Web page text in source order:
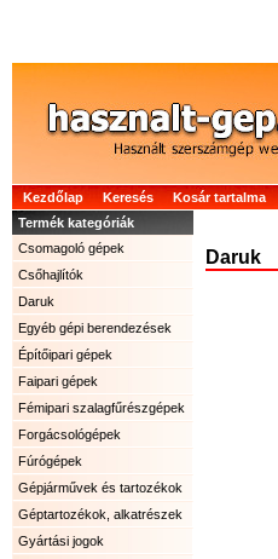
Kezdőlap Keresés Kosár tartalma
Termék kategóriák
Csomagoló gépek
Csőhajlítók
Daruk
Egyéb gépi berendezések
Építőipari gépek
Faipari gépek
Fémipari szalagfűrészgépek
Forgácsológépek
Fúrógépek
Gépjárművek és tartozékok
Géptartozékok, alkatrészek
Gyártási jogok
Daruk